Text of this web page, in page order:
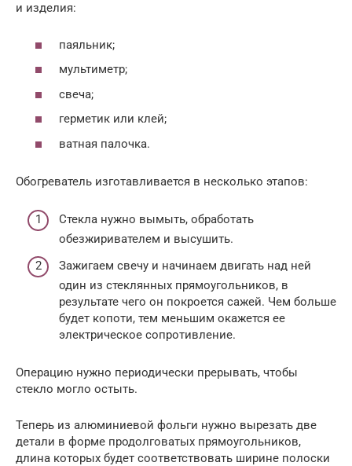
и изделия:
паяльник;
мультиметр;
свеча;
герметик или клей;
ватная палочка.
Обогреватель изготавливается в несколько этапов:
Стекла нужно вымыть, обработать
обезжиривателем и высушить.
Зажигаем свечу и начинаем двигать над ней
один из стеклянных прямоугольников, в
результате чего он покроется сажей. Чем больше
будет копоти, тем меньшим окажется ее
электрическое сопротивление.
Операцию нужно периодически прерывать, чтобы
стекло могло остыть.
Теперь из алюминиевой фольги нужно вырезать две
детали в форме продолговатых прямоугольников,
длина которых будет соответствовать ширине полоски